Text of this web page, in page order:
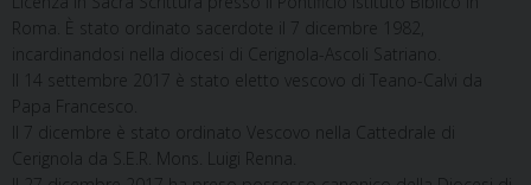
Roma. È stato ordinato sacerdote il 7 dicembre 1982,
incardinandosi nella diocesi di Cerignola-Ascoli Satriano.
Il 14 settembre 2017 è stato eletto vescovo di Teano-Calvi da
Papa Francesco.
Il 7 dicembre è stato ordinato Vescovo nella Cattedrale di
Cerignola da S.E.R. Mons. Luigi Renna.